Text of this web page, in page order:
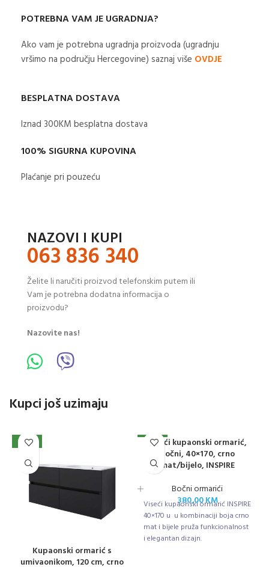
POTREBNA VAM JE UGRADNJA?
Ako vam je potrebna ugradnja proizvoda (ugradnju
vršimo na području Hercegovine) saznaj više OVDJE
BESPLATNA DOSTAVA
Iznad 300KM besplatna dostava​
100% SIGURNA KUPOVINA
Plaćanje pri pouzeću
NAZOVI I KUPI
063 836 340
Želite li naručiti proizvod telefonskim putem ili
Vam je potrebna dodatna informacija o
proizvodu?
Nazovite nas!
Kupci još uzimaju
NOVO
Kupaonski ormarić s
umivaonikom, 120 cm, crno
NOVO
Viseći kupaonski ormarić,
bočni, 40×170, crno
mat/bijelo, INSPIRE
Bočni ormarići
380,00KM
Viseći kupaonski ormarić INSPIRE
40×170 u u kombinaciji boja crno
mat i bijele pruža funkcionalnost
i elegantan dizajn.